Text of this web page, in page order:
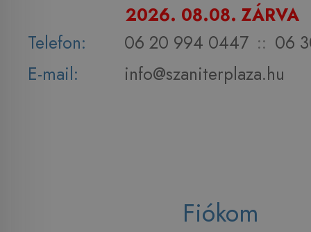
2026. 08.08. ZÁRVA
Telefon:
06 20 994 0447 :: 06
E-mail:
info@szaniterplaza.hu
Fiókom